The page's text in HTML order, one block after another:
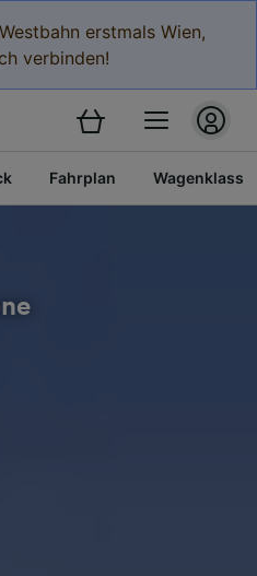
erstmals Wien,
verbinden!
Fahrplan